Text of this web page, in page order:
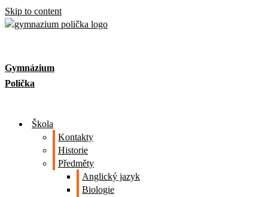
Skip to content
Gymnázium
Polička
Škola
Kontakty
Historie
Předměty
Anglický jazyk
Biologie